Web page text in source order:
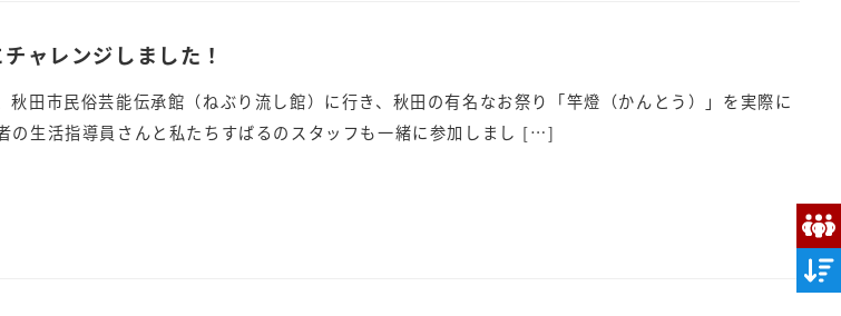
ャレンジしました！
秋田市民俗芸能伝承館（ねぶり流し館）に行き、秋田の有名なお祭り「竿燈（かんとう）」を実際に
の生活指導員さんと私たちすばるのスタッフも一緒に参加しまし […]